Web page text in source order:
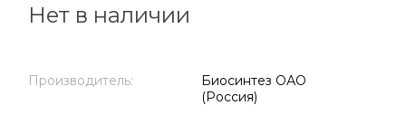
Нет в наличии
Производитель:
Биосинтез ОАО
(Россия)